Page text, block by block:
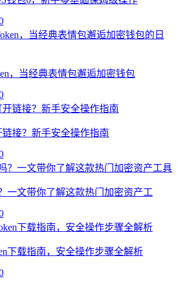
，当经典表情包邂逅加密钱包
接？新手安全操作指南
一文带你了解这款热门加密资产工
下载指南，安全操作步骤全解析